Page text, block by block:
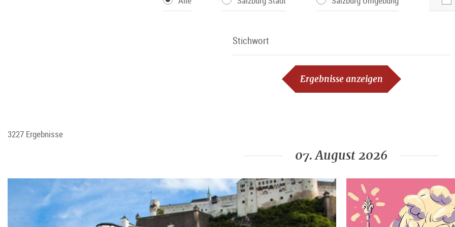
Stichwort
Ergebnisse anzeigen
3227 Ergebnisse
07. August 2026